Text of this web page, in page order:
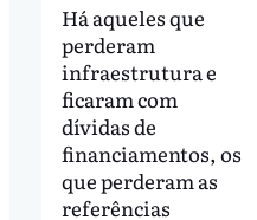
Há aqueles que
perderam
infraestrutura e
ficaram com
dívidas de
financiamentos, os
que perderam as
referências